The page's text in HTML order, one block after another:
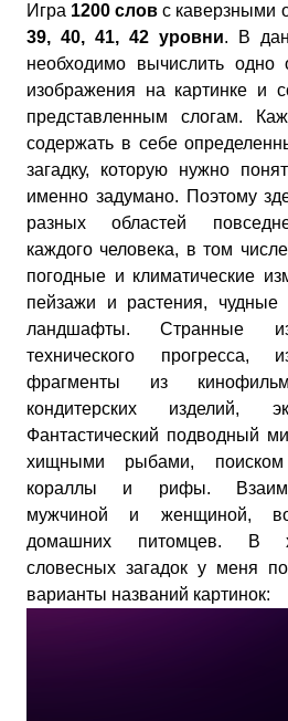
Игра 1200 слов с каверзными
39, 40, 41, 42 уровни. В
необходимо вычислить
изображения на картинке и
представленным слогам.
содержать в себе
загадку, которую нужно
именно задумано. Поэтому
разных областей
каждого человека, в том
погодные и климатические
пейзажи и растения,
ландшафты. Странные
технического прогресса,
фрагменты из
кондитерских изделий,
Фантастический подводный
хищными рыбами,
кораллы и рифы.
мужчиной и женщиной,
домашних питомцев. В
словесных загадок у меня
варианты названий картинок: